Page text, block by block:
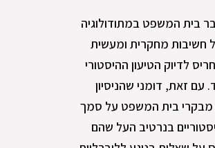
בית המשפט במתודולוגיה
חשיבות מחקרית ומעשית
לדיוק הטיעון ההיסטורי
עם זאת, דומני שהניסיון
מבקרי בית המשפט על סמך
בנרטיב העל שהם